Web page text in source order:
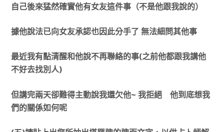
自己後來猛然確實他有女友這件事（不是他跟我說的）
據他說法已向女友承認也因此分手了 無法細問其他事
最近我有點清醒和他說不再聯絡的事(之前他都跟我講他
不好去找別人)
但講完兩天卻難得主動說我還欠他~ 我拒絕 他到底想我
們的關係如何呢